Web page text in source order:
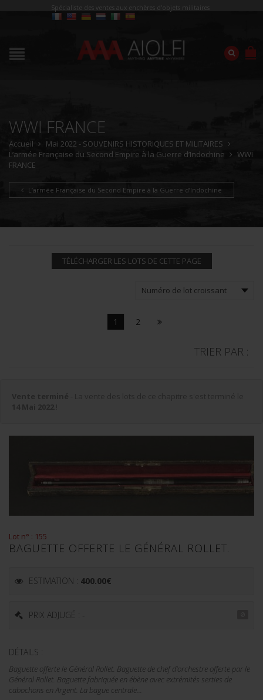
Spécialiste des ventes aux enchères d'objets militaires
WWI FRANCE
Accueil
Mai 2022 - SOUVENIRS HISTORIQUES ET MILITAIRES
L’armée Française du Second Empire à la Guerre d’Indochine
WWI
FRANCE
L’armée Française du Second Empire à la Guerre d’Indochine
TÉLÉCHARGER LES LOTS DE CETTE PAGE
1 2
TRIER PAR :
Lot n° : 155
BAGUETTE OFFERTE LE GÉNÉRAL ROLLET.
ESTIMATION : 400.00€
PRIX ADJUGÉ : -
DÉTAILS :
Baguette offerte le Général Rollet. Baguette de chef d'orchestre offerte par le
Général Rollet. Baguette fabriquée en ébène avec extrémités serties de
cabochons en Argent. La bague centrale...